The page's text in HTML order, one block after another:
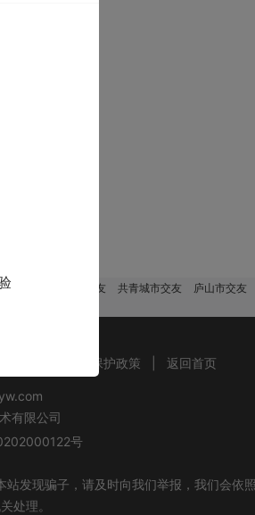
县交友 瑞昌市交友 共青城市交友 庐山市交友
个人信息保护政策 返回首页
有限公司
号
发现骗子，请及时向我们举报，我们会依
处理。